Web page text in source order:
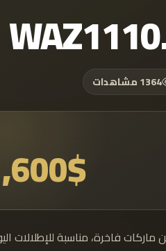
1364 مشاهدات
فاخرة، مناسبة للإطلالات